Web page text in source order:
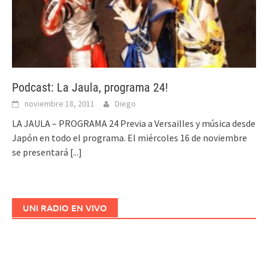
Podcast: La Jaula, programa 24!
noviembre 18, 2011 Diego
LA JAULA – PROGRAMA 24 Previa a Versailles y música desde
Japón en todo el programa. El miércoles 16 de noviembre
se presentará [...]
UNI RADIO EN VIVO